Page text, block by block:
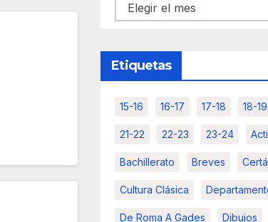
Archivos
Etiquetas
15-16 16-17 17-18 18-19
21-22 22-23 23-24
Bachillerato Breves
Cultura Clásica
De Roma A Gades Dibujos